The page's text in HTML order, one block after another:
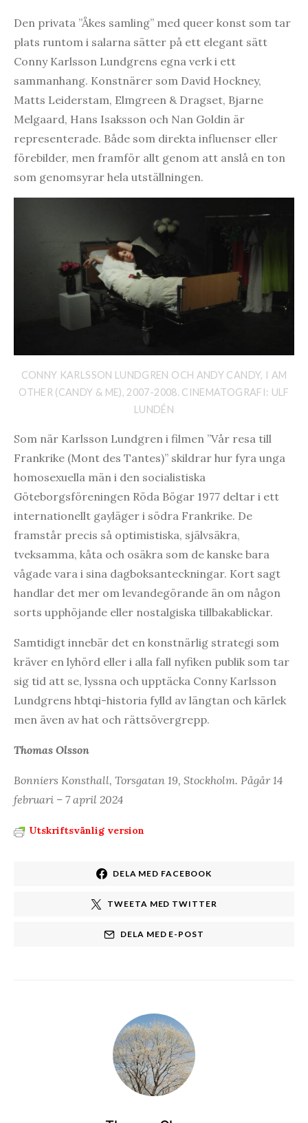
Den privata ”Åkes samling” med queer konst som tar
plats runtom i salarna sätter på ett elegant sätt
Conny Karlsson Lundgrens egna verk i ett
sammanhang. Konstnärer som David Hockney,
Matts Leiderstam, Elmgreen & Dragset, Bjarne
Melgaard, Hans Isaksson och Nan Goldin är
representerade. Både som direkta influenser eller
förebilder, men framför allt genom att anslå en ton
som genomsyrar hela utställningen.
CONNY KARLSSON LUNDGREN OCH ANDY CANDY, I AM
OTHER (CANDY & ME), 2007-2008. CINEMATOGRAFI: ULF
LUNDÉN
Som när Karlsson Lundgren i filmen ”Vår resa till
Frankrike (Mont des Tantes)” skildrar hur fyra unga
homosexuella män i den socialistiska
Göteborgsföreningen Röda Bögar 1977 deltar i ett
internationellt gayläger i södra Frankrike. De
framstår precis så optimistiska, självsäkra,
tveksamma, kåta och osäkra som de kanske bara
vågade vara i sina dagboksanteckningar. Kort sagt
handlar det mer om levandegörande än om någon
sorts upphöjande eller nostalgiska tillbakablickar.
Samtidigt innebär det en konstnärlig strategi som
kräver en lyhörd eller i alla fall nyfiken publik som tar
sig tid att se, lyssna och upptäcka Conny Karlsson
Lundgrens hbtqi-historia fylld av längtan och kärlek
men även av hat och rättsövergrepp.
Thomas Olsson
Bonniers Konsthall, Torsgatan 19, Stockholm. Pågår 14
februari – 7 april 2024
Utskriftsvänlig version
DELA MED FACEBOOK
TWEETA MED TWITTER
DELA MED E-POST